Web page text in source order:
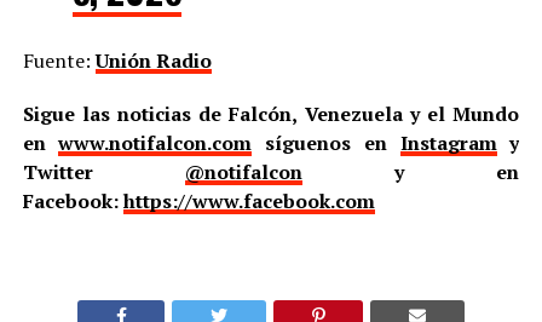
Fuente:Unión Radio
Sigue las noticias de Falcón, Venezuela y el Mundo
enwww.notifalcon.com síguenos en Instagramy
Twitter @notifalcony en
Facebook:https://www.facebook.com